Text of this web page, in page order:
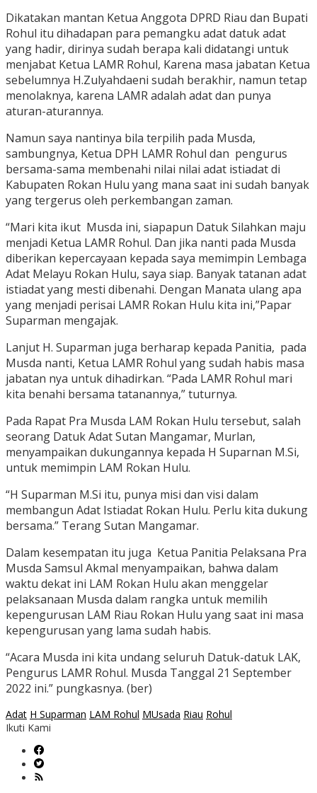
Dikatakan mantan Ketua Anggota DPRD Riau dan Bupati
Rohul itu dihadapan para pemangku adat datuk adat
yang hadir, dirinya sudah berapa kali didatangi untuk
menjabat Ketua LAMR Rohul, Karena masa jabatan Ketua
sebelumnya H.Zulyahdaeni sudah berakhir, namun tetap
menolaknya, karena LAMR adalah adat dan punya
aturan-aturannya.
Namun saya nantinya bila terpilih pada Musda,
sambungnya, Ketua DPH LAMR Rohul dan pengurus
bersama-sama membenahi nilai nilai adat istiadat di
Kabupaten Rokan Hulu yang mana saat ini sudah banyak
yang tergerus oleh perkembangan zaman.
“Mari kita ikut Musda ini, siapapun Datuk Silahkan maju
menjadi Ketua LAMR Rohul. Dan jika nanti pada Musda
diberikan kepercayaan kepada saya memimpin Lembaga
Adat Melayu Rokan Hulu, saya siap. Banyak tatanan adat
istiadat yang mesti dibenahi. Dengan Manata ulang apa
yang menjadi perisai LAMR Rokan Hulu kita ini,”Papar
Suparman mengajak.
Lanjut H. Suparman juga berharap kepada Panitia, pada
Musda nanti, Ketua LAMR Rohul yang sudah habis masa
jabatan nya untuk dihadirkan. “Pada LAMR Rohul mari
kita benahi bersama tatanannya,” tuturnya.
Pada Rapat Pra Musda LAM Rokan Hulu tersebut, salah
seorang Datuk Adat Sutan Mangamar, Murlan,
menyampaikan dukungannya kepada H Suparnan M.Si,
untuk memimpin LAM Rokan Hulu.
“H Suparman M.Si itu, punya misi dan visi dalam
membangun Adat Istiadat Rokan Hulu. Perlu kita dukung
bersama.” Terang Sutan Mangamar.
Dalam kesempatan itu juga Ketua Panitia Pelaksana Pra
Musda Samsul Akmal menyampaikan, bahwa dalam
waktu dekat ini LAM Rokan Hulu akan menggelar
pelaksanaan Musda dalam rangka untuk memilih
kepengurusan LAM Riau Rokan Hulu yang saat ini masa
kepengurusan yang lama sudah habis.
“Acara Musda ini kita undang seluruh Datuk-datuk LAK,
Pengurus LAMR Rohul. Musda Tanggal 21 September
2022 ini.” pungkasnya. (ber)
Adat H Suparman LAM Rohul MUsada Riau Rohul
Ikuti Kami